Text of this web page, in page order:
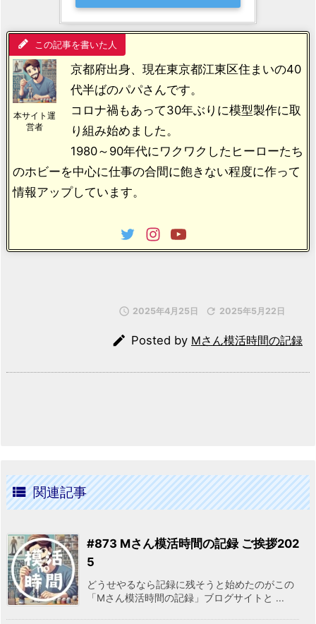
この記事を書いた人
本サイト運
営者
京都府出身、現在東京都江東区住まいの40
代半ばのパパさんです。
コロナ禍もあって30年ぶりに模型製作に取
り組み始めました。
1980～90年代にワクワクしたヒーローたち
のホビーを中心に仕事の合間に飽きない程度に作って
情報アップしています。
 2025年4月25日  2025年5月22日
 Posted by Mさん模活時間の記録
 関連記事
#873 Mさん模活時間の記録 ご挨拶202
5
どうせやるなら記録に残そうと始めたのがこの
「Mさん模活時間の記録」ブログサイトと ...